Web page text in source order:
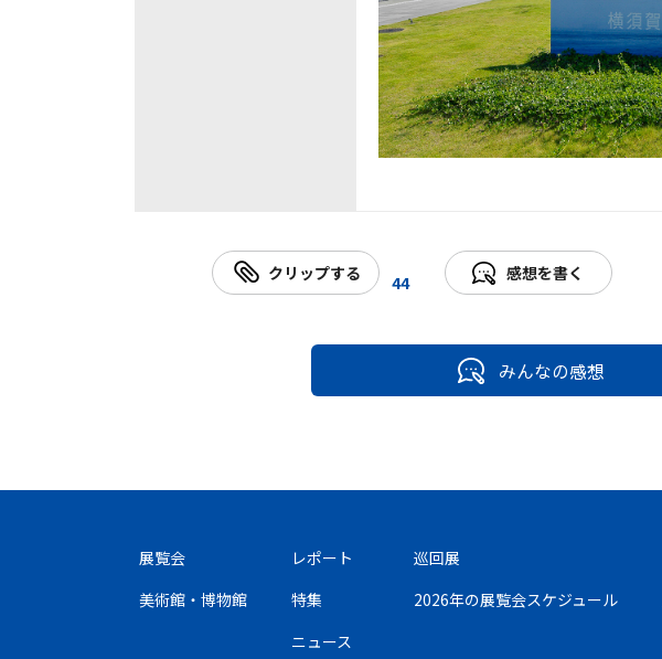
クリップする 44 感想を書く
みんなの感想
展覧会
美術館・博物館
レポート
特集
ニュース
巡回展
2026年の展覧会スケジュール